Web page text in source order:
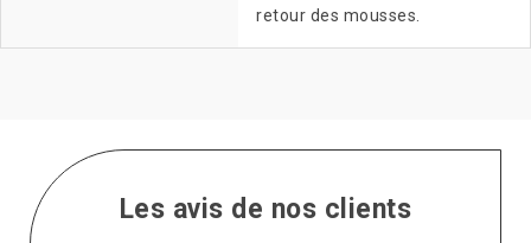
retour des mousses.
Les avis de nos clients